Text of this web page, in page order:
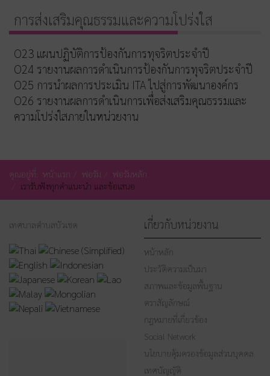
การส่งเสริมคุณธรรมและความโปร่งใส
O23 แผนปฏิบัติการป้องกันการทุจริตประจำปี
O24 รายงานผลการดำเนินการป้องกันการทุจริตประจำปี
O25 การนำผลการประเมิน ITA ไปสู่การพัฒนาองค์กร
O26 รายงานผลการดำเนินการเพื่อส่งเสริมคุณธรรมและ
ความโปร่งใสภายในหน่วยงาน
คุณอยู่ที่: หน้าแรก ฟอรัม
ฟอรัมหลัก
เรารับฟังทุกคำแนะนำ และข้อเสนอ
เทศบาลตำบลบัวเชด เกี่ยวกับหน่วยงาน
หน้าหลัก
ประวัติความเป็นมา
สภาพและข้อมูลพื้นฐาน
ตราสัญลักษณ์
กฎหมายที่เกี่ยวข้อง
Social Network
นโยบายคุ้มครองข้อมูลส่วนบุคคล
เทศบัญญัติ